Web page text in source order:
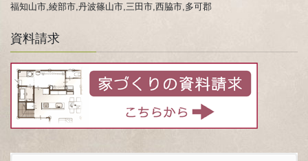
福知山市,綾部市,丹波篠山市,三田市,西脇市,多可郡
資料請求